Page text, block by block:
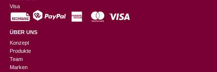
Visa
ÜBER UNS
Konzept
Produkte
Team
Marken